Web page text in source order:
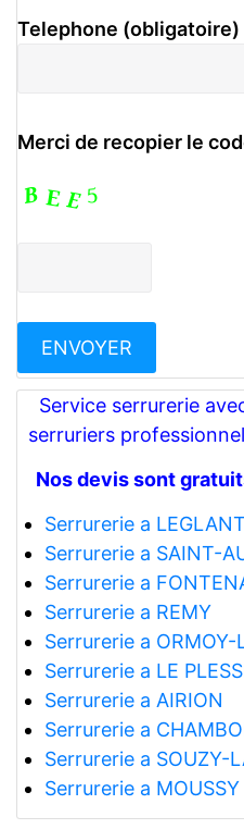
Telephone (obligatoire)
Merci de recopier le
Service serrurerie
serruriers
Nos devis sont
Serrurerie a
Serrurerie a SAINT-
Serrurerie a
Serrurerie a REMY
Serrurerie a ORMOY-
Serrurerie a LE
Serrurerie a AIRION
Serrurerie a
Serrurerie a SOUZY-
Serrurerie a MOUSSY